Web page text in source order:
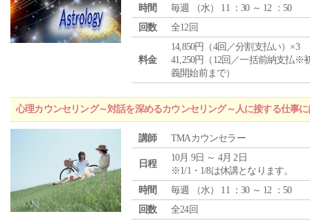
時間
毎週 （水） 11 ：30 ～ 12 ：50
回数
全12回
料金
14,850円（4回／分割支払い）×3
41,250円（12回／一括前納支払※
義開始前まで）
心理カウンセリング～対話を深めるカウンセリング～人に接する仕事
講師 TMAカウンセラー
日程
10月 9日 ～ 4月 2日
※1/1・1/8は休講となります。
時間
毎週 （水） 11 ：30 ～ 12 ：50
回数
全24回